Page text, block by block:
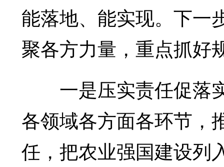
能落地、能实现。下一
聚各方力量，重点抓好
一是压实责任促落
各领域各方面各环节，
任，把农业强国建设列